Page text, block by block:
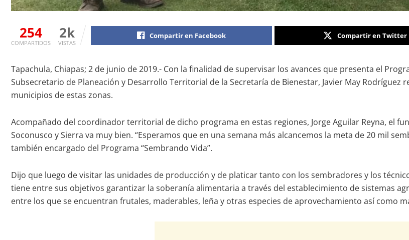
254
COMPARTIDOS
2k
VISTAS
Compartir en Facebook Compartir en Twitter
Tapachula, Chiapas; 2 de junio de 2019.- Con la finalidad de supervisar los avances que presenta el
Subsecretario de Planeación y Desarrollo Territorial de la Secretaría de Bienestar, Javier May
municipios de estas zonas.
Acompañado del coordinador territorial de dicho programa en estas regiones, Jorge Aguilar Reyna, el
Soconusco y Sierra va muy bien. “Esperamos que en una semana más alcancemos la meta de 20 mil
también encargado del Programa “Sembrando Vida”.
Dijo que luego de visitar las unidades de producción y de platicar tanto con los sembradores y los
tiene entre sus objetivos garantizar la soberanía alimentaria a través del establecimiento de sistemas
entre los que se encuentran frutales, maderables, leña y otras especies de aprovechamiento así como